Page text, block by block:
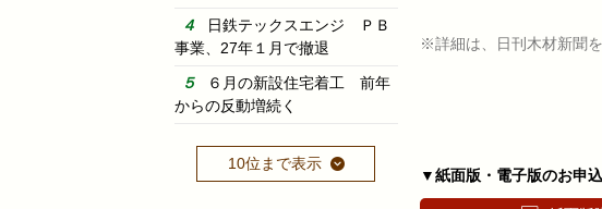
※詳細は、日刊木材新聞
▼紙面版・電子版のお申
日鉄テックスエンジ ＰＢ
事業、27年１月で撤退
６月の新設住宅着工 前年
からの反動増続く
10位まで表示